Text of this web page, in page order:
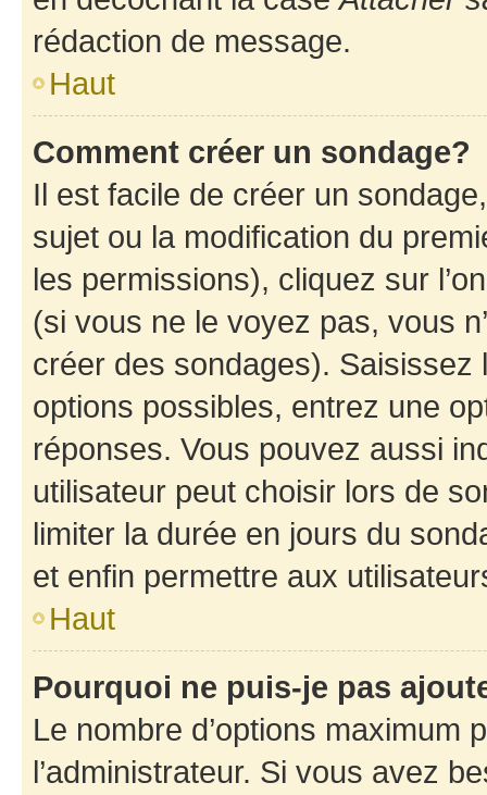
rédaction de message.
Haut
Comment créer un sondage?
Il est facile de créer un
sujet ou la modification du
les permissions), cliquez sur
(si vous ne le voyez pas, vous
créer des sondages).
options possibles, entrez une
réponses. Vous pouvez aussi
utilisateur peut choisir lors de
limiter la durée en jours du
et enfin permettre aux
Haut
Pourquoi ne puis-je pas
Le nombre d’options maximum
l’administrateur. Si vous avez